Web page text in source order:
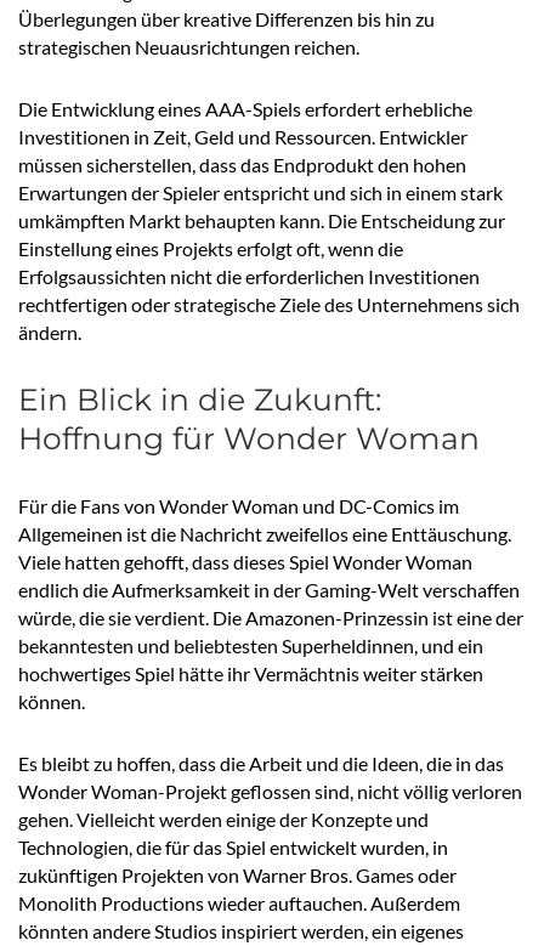
Überlegungen über kreative Differenzen bis hin zu
strategischen Neuausrichtungen reichen.
Die Entwicklung eines AAA-Spiels erfordert erhebliche
Investitionen in Zeit, Geld und Ressourcen. Entwickler
müssen sicherstellen, dass das Endprodukt den hohen
Erwartungen der Spieler entspricht und sich in einem stark
umkämpften Markt behaupten kann. Die Entscheidung zur
Einstellung eines Projekts erfolgt oft, wenn die
Erfolgsaussichten nicht die erforderlichen Investitionen
rechtfertigen oder strategische Ziele des Unternehmens sich
ändern.
Ein Blick in die Zukunft:
Hoffnung für Wonder Woman
Für die Fans von Wonder Woman und DC-Comics im
Allgemeinen ist die Nachricht zweifellos eine Enttäuschung.
Viele hatten gehofft, dass dieses Spiel Wonder Woman
endlich die Aufmerksamkeit in der Gaming-Welt verschaffen
würde, die sie verdient. Die Amazonen-Prinzessin ist eine der
bekanntesten und beliebtesten Superheldinnen, und ein
hochwertiges Spiel hätte ihr Vermächtnis weiter stärken
können.
Es bleibt zu hoffen, dass die Arbeit und die Ideen, die in das
Wonder Woman-Projekt geflossen sind, nicht völlig verloren
gehen. Vielleicht werden einige der Konzepte und
Technologien, die für das Spiel entwickelt wurden, in
zukünftigen Projekten von Warner Bros. Games oder
Monolith Productions wieder auftauchen. Außerdem
könnten andere Studios inspiriert werden, ein eigenes